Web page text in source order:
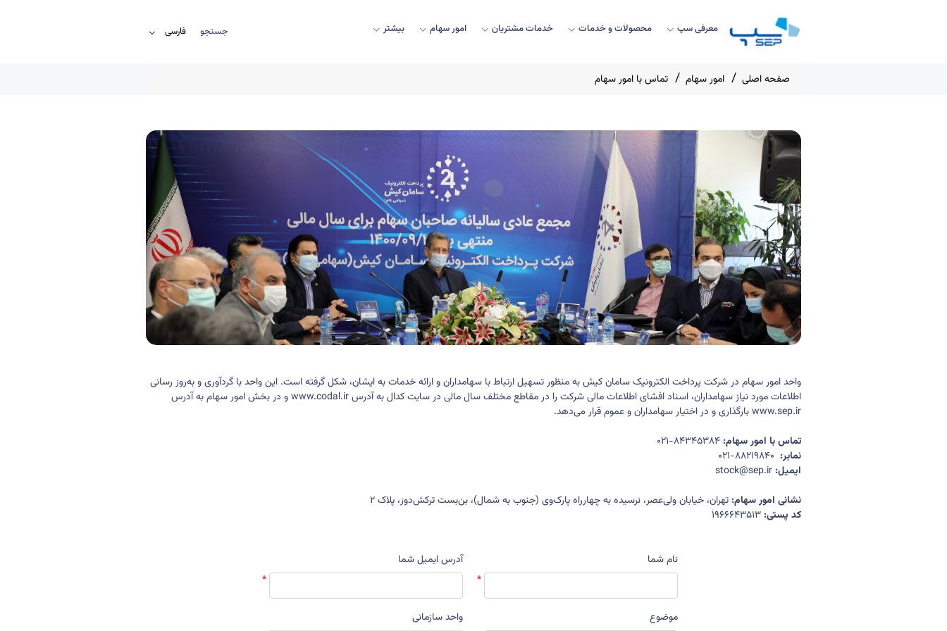
معرفی سپ محصولات و خدمات خدمات مشتریان امور سهام بیشتر جستجو
صفحه اصلی امور سهام تماس با امور سهام
واحد امور سهام در شرکت پرداخت الکترونیک سامان کیشبه منظور تسهیل ارتباط با سهامداران و ارائه خدمات به ایشان، شکل گرفته است. این واحد با گرد‌‌آوری و به‌روز رسانی
اطلاعات مورد نیاز سهامداران، اسناد افشای اطلاعات مالی شرکت را در مقاطع مختلف سال مالی در سایت کدال به آدرسwww.codal.irو در بخش امور سهام به آدرس
www.sep.irبار‌گذاری و در اختیار سهامداران و عموم قرار می‌دهد.
تماس با امور سهام: 021-84345384
نمابر: 021-88219840
ایمیل: stock@sep.ir
نشانی امور سهام: تهران، خیابان ولی‌عصر، نرسیده به چهارراه پارک‌وی (جنوب به شمال)، بن‌بست ترکش‌دوز، پلاک 2
کد پستی:
نام شما آدرس ایمیل شما
موضوع واحد سازمانی